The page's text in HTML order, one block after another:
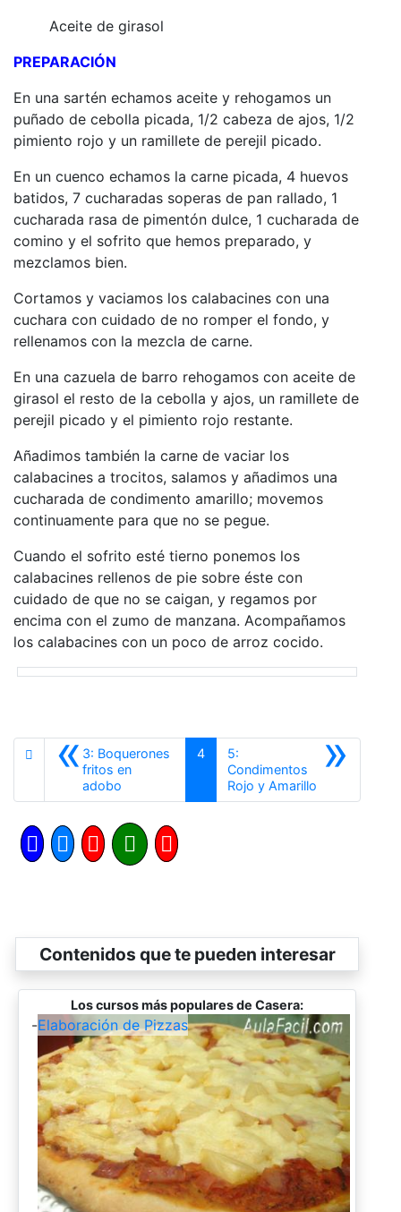
Aceite de girasol
PREPARACIÓN
En una sartén echamos aceite y rehogamos un
puñado de cebolla picada, 1/2 cabeza de ajos, 1/2
pimiento rojo y un ramillete de perejil picado.
En un cuenco echamos la carne picada, 4 huevos
batidos, 7 cucharadas soperas de pan rallado, 1
cucharada rasa de pimentón dulce, 1 cucharada de
comino y el sofrito que hemos preparado, y
mezclamos bien.
Cortamos y vaciamos los calabacines con una
cuchara con cuidado de no romper el fondo, y
rellenamos con la mezcla de carne.
En una cazuela de barro rehogamos con aceite de
girasol el resto de la cebolla y ajos, un ramillete de
perejil picado y el pimiento rojo restante.
Añadimos también la carne de vaciar los
calabacines a trocitos, salamos y añadimos una
cucharada de condimento amarillo; movemos
continuamente para que no se pegue.
Cuando el sofrito esté tierno ponemos los
calabacines rellenos de pie sobre éste con
cuidado de que no se caigan, y regamos por
encima con el zumo de manzana. Acompañamos
los calabacines con un poco de arroz cocido.
«3: Boquerones
fritos en
adobo
4 »
5:
Condimentos
Rojo y AmarilloSiguiente
Contenidos que te pueden interesar
Los cursos más populares de Casera:
-Elaboración de Pizzas